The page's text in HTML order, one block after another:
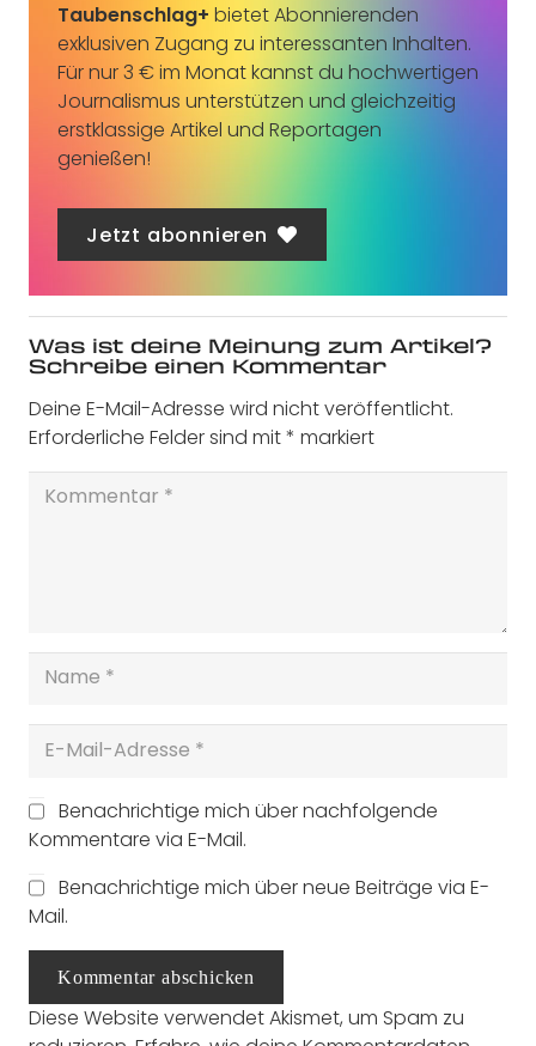
Taubenschlag+ bietet Abonnierenden
exklusiven Zugang zu interessanten Inhalten.
Für nur 3 € im Monat kannst du hochwertigen
Journalismus unterstützen und gleichzeitig
erstklassige Artikel und Reportagen
genießen!
Jetzt abonnieren
Was ist deine Meinung zum Artikel?
Schreibe einen Kommentar
Deine E-Mail-Adresse wird nicht veröffentlicht.
Erforderliche Felder sind mit* markiert
Benachrichtige mich über nachfolgende
Kommentare via E-Mail.
Benachrichtige mich über neue Beiträge via E-
Mail.
Kommentar abschicken
Diese Website verwendet Akismet, um Spam zu